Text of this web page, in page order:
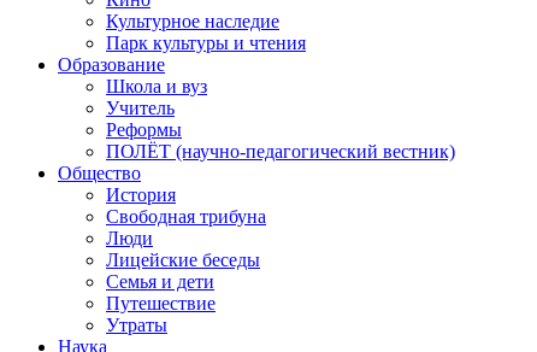
Культурное наследие
Парк культуры и чтения
Образование
Школа и вуз
Учитель
Реформы
ПОЛЁТ (научно-педагогический вестник)
Общество
История
Свободная трибуна
Люди
Лицейские беседы
Семья и дети
Путешествие
Утраты
Наука